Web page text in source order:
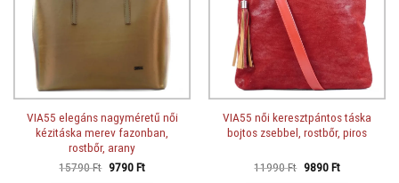
VIA55 elegáns nagyméretű női
kézitáska merev fazonban,
rostbőr, arany
15790Ft Original
9790FtCurrent
VIA55 női keresztpántos táska
bojtos zsebbel, rostbőr, piros
11990Ft Original
9890FtCurrent